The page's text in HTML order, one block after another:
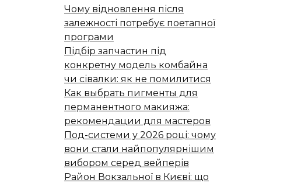
Чому відновлення після
залежності потребує поетапної
програми
Підбір запчастин під
конкретну модель комбайна
чи сівалки: як не помилитися
Как выбрать пигменты для
перманентного макияжа:
рекомендации для мастеров
Под-системи у 2026 році: чому
вони стали найпопулярнішим
вибором серед вейперів
Район Вокзальної в Києві: що